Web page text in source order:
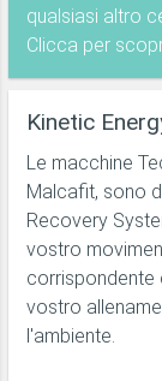
qualsiasi altro
Clicca per
Kinetic
Le macchine
Malcafit, sono
Recovery
vostro
corrispondente
vostro
l'ambiente.